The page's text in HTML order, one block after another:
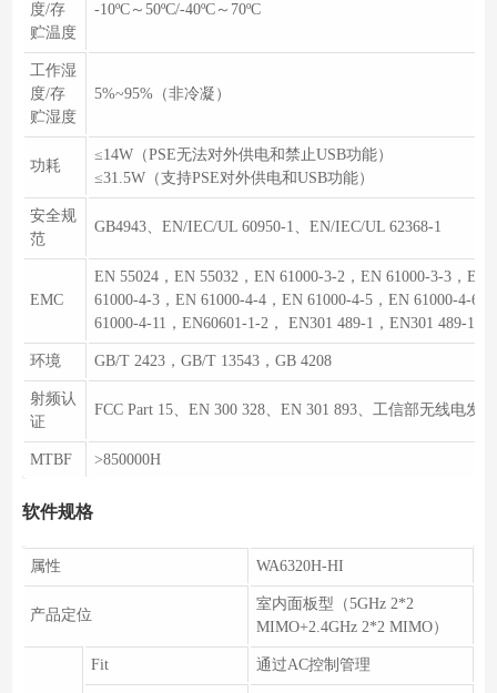
度/存
贮温度
-10ºC～50ºC/-40ºC～70ºC
工作湿
度/存
贮湿度
5%~95%（非冷凝）
功耗
≤14W（PSE无法对外供电和禁止USB功能）
≤31.5W（支持PSE对外供电和USB功能）
安全规
范
GB4943、EN/IEC/UL 60950-1、EN/IEC/UL 62368-1
EMC
EN 55024，EN 55032，EN 61000-3-2，EN 61000-3-3，EN
61000-4-3，EN 61000-4-4，EN 61000-4-5，EN 61000-4-6
61000-4-11，EN60601-1-2， EN301 489-1，EN301 489-17
环境 GB/T 2423，GB/T 13543，GB 4208
射频认
证
FCC Part 15、EN 300 328、EN 301 893、工信部无线电发
MTBF >850000H
软件规格
属性 WA6320H-HI
产品定位
室内面板型（5GHz 2*2
MIMO+2.4GHz 2*2 MIMO）
Fit 通过AC控制管理